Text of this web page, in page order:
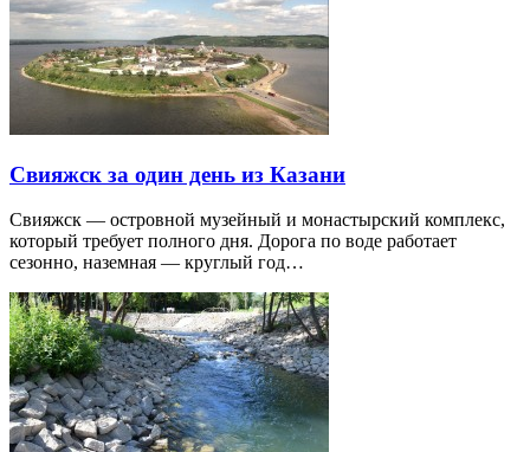
Свияжск за один день из Казани
Свияжск — островной музейный и монастырский комплекс,
который требует полного дня. Дорога по воде работает
сезонно, наземная — круглый год…